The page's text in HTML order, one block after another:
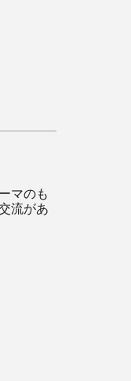
マのも
流があ